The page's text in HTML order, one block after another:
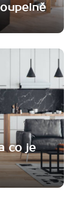
co je